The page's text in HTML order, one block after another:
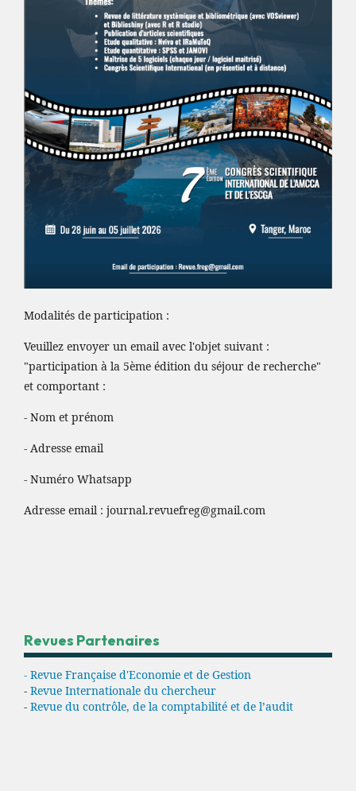
Modalités de participation :
Veuillez envoyer un email avec l'objet suivant :
"participation à la 5ème édition du séjour de recherche"
et comportant :
- Nom et prénom
- Adresse email
- Numéro Whatsapp
Adresse email : journal.revuefreg@gmail.com
Revues Partenaires
- Revue Française d'Economie et de Gestion
- Revue Internationale du chercheur
- Revue du contrôle, de la comptabilité et de l’audit